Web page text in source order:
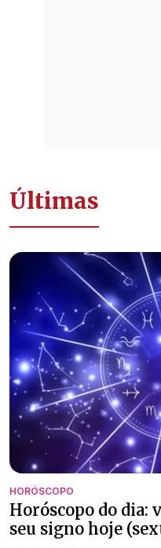
Últimas
HORÓSCOPO
Horóscopo do dia:
seu signo hoje